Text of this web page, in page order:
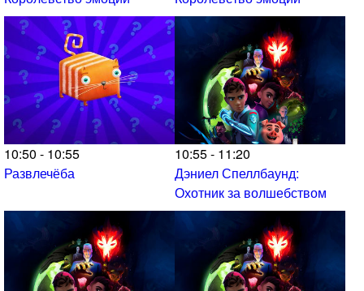
10:50 - 10:55
Развлечёба
10:55 - 11:20
Дэниел Спеллбаунд:
Охотник за волшебством